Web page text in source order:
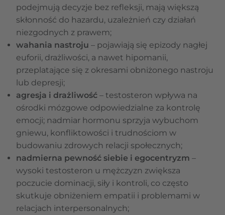
podejmują decyzje bez refleksji, mają większą
skłonność do hazardu, uzależnień czy działań
niezgodnych z prawem;
wahania nastroju – pojawiają się epizody nagłej
euforii, drażliwości, a nawet hipomanii,
przeplatające się z okresami obniżonego nastroju
lub depresji;
agresja i drażliwość – testosteron wpływa na
ośrodki mózgowe odpowiedzialne za kontrolę
emocji; nadmiar hormonu sprzyja wybuchom
gniewu, konfliktowości i trudnościom w
budowaniu zdrowych relacji społecznych;
nadmierna pewność siebie i egocentryzm –
wysoki testosteron u mężczyzn zwiększa
poczucie dominacji, siły i kontroli, co często
skutkuje obniżeniem empatii i problemami w
relacjach interpersonalnych;